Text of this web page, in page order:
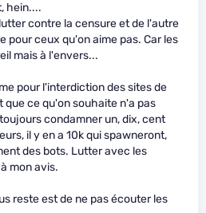
hein....
contre la censure et de l'autre
pour ceux qu'on aime pas. Car les
mais à l'envers...
pour l'interdiction des sites de
que ce qu'on souhaite n'a pas
condamner un, dix, cent
il y en a 10k qui spawneront,
des bots. Lutter avec les
mon avis.
reste est de ne pas écouter les